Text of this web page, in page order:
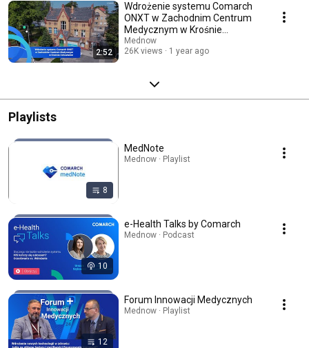
2:52
Wdrożenie systemu Comarch
ONXT w Zachodnim Centrum
Medycznym w Krośnie
Odrzańskim
Mednow
26K views
1 year ago
Playlists
8
MedNote
Mednow · Playlist
10
e-Health Talks by Comarch
Mednow · Podcast
12
Forum Innowacji Medycznych
Mednow · Playlist